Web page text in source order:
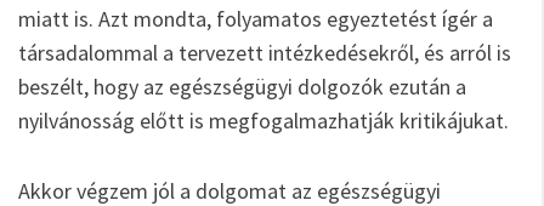
miatt is. Azt mondta, folyamatos egyeztetést ígér a
társadalommal a tervezett intézkedésekről, és arról is
beszélt, hogy az egészségügyi dolgozók ezután a
nyilvánosság előtt is megfogalmazhatják kritikájukat.
Akkor végzem jól a dolgomat az egészségügyi